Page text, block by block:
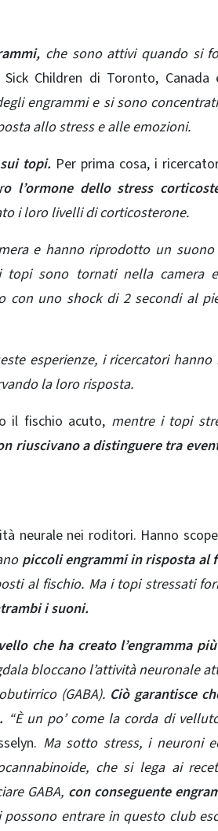
che sono attivi quando si
Sick Children di Toronto,
engrammi e si sono
allo stress e alle emozioni.
topi.Per prima cosa, i
o l’ormone dello stress
i loro livelli di corticosterone.
e hanno riprodotto un
sono tornati nella camera
con uno shock di 2 secondi al
esperienze, i ricercatori hanno
la loro risposta.
il fischio acuto, mentre i topi
riuscivano a distinguere tra
neurale nei roditori. Hanno
piccoli engrammi in risposta al
al fischio. Ma i topi stressati
i suoni.
che ha creato l’engramma
bloccano l’attività neuronale
(GABA). Ciò garantisce
“È un po’ come la corda di
Ma sotto stress, i neuroni
che si lega ai
GABA, con conseguente
entrare in questo club